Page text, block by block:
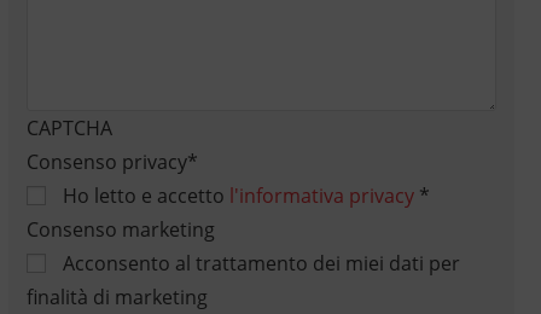
CAPTCHA
Consenso privacy*
Ho letto e accetto l'informativa privacy*
Consenso marketing
Acconsento al trattamento dei miei dati per
finalità di marketing